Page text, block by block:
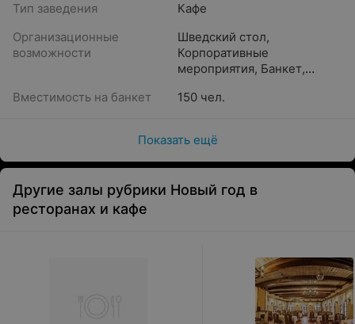
Тип заведения
Кафе
Организационные
возможности
Шведский стол,
Корпоративные
мероприятия, Банкет,
Вместимость на банкет
150 чел.
Показать ещё
Другие залы рубрики Новый год в
ресторанах и кафе